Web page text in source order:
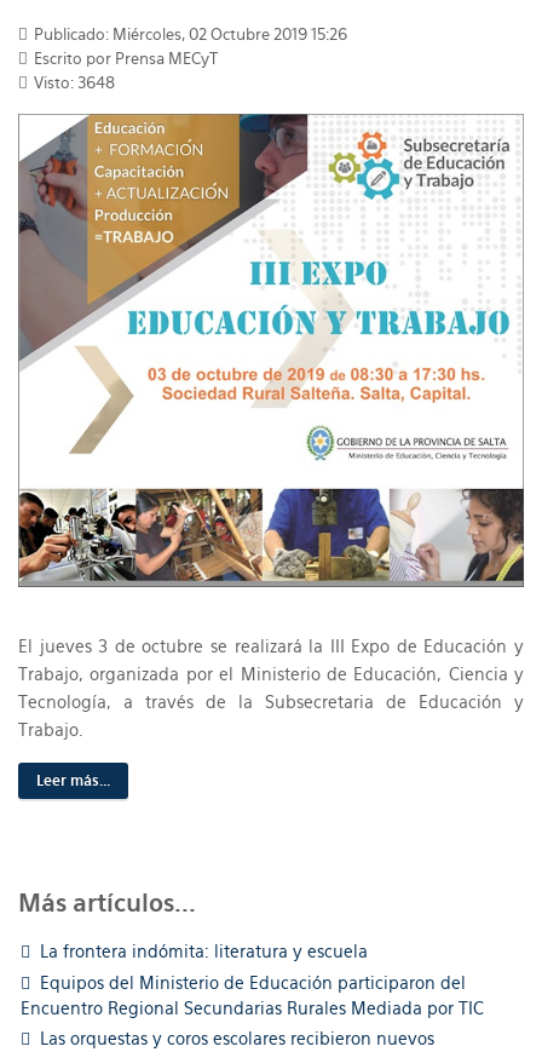
Publicado: Miércoles, 02 Octubre 2019 15:26
Escrito por Prensa MECyT
Visto: 3648
El jueves 3 de octubre se realizará la III Expo de Educación y
Trabajo, organizada por el Ministerio de Educación, Ciencia y
Tecnología, a través de la Subsecretaria de Educación y
Trabajo.
Leer más...
Más artículos...
La frontera indómita: literatura y escuela
Equipos del Ministerio de Educación participaron del
Encuentro Regional Secundarias Rurales Mediada por TIC
Las orquestas y coros escolares recibieron nuevos